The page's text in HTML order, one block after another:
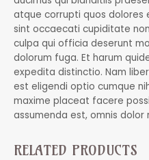
atque corrupti quos dolores
sint occaecati cupiditate
culpa qui officia deserunt
dolorum fuga. Et harum
expedita distinctio. Nam
est eligendi optio cumque
maxime placeat facere
assumenda est, omnis dolor
RELATED PRODUCTS